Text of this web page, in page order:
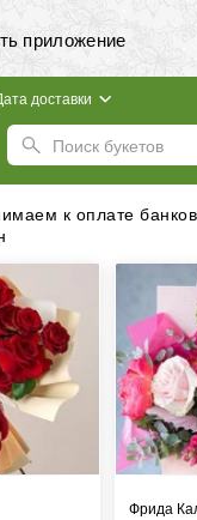
приложение
доставки
Поиск букетов
доставка в
Фрида